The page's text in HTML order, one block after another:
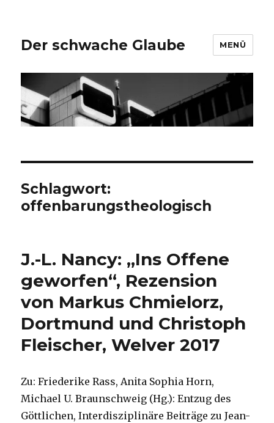
Der schwache Glaube MENÜ
Schlagwort:
offenbarungstheologisch
J.-L. Nancy: „Ins Offene
geworfen“, Rezension
von Markus Chmielorz,
Dortmund und Christoph
Fleischer, Welver 2017
Zu: Friederike Rass, Anita Sophia Horn,
Michael U. Braunschweig (Hg.): Entzug des
Göttlichen, Interdisziplinäre Beiträge zu Jean-